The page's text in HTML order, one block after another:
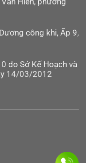
công khi, Ấp 9,
do Sở Kế Hoạch và
14/03/2012